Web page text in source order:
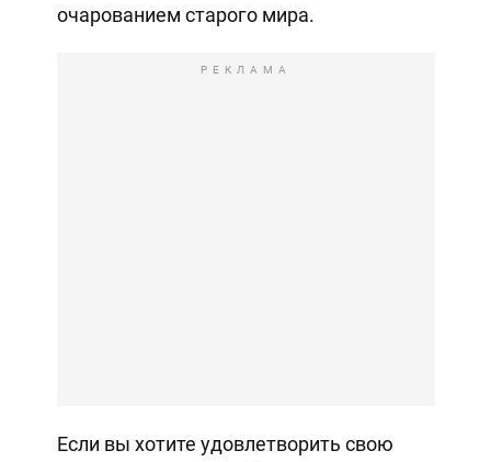
очарованием старого мира.
РЕКЛАМА
Если вы хотите удовлетворить свою